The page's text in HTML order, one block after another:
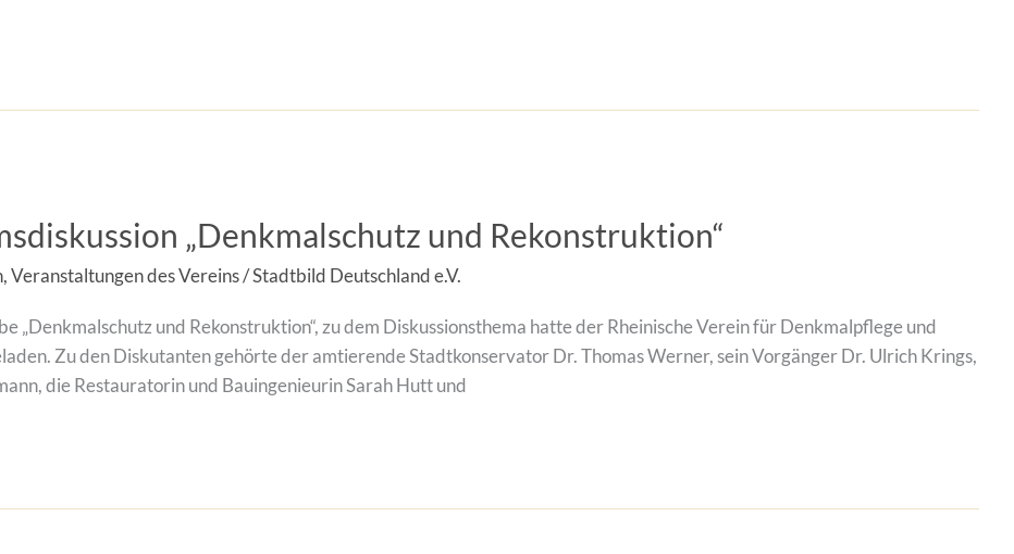
„Denkmalschutz und Rekonstruktion“
,Veranstaltungen des Vereins/Stadtbild Deutschland e.V.
„Denkmalschutz und Rekonstruktion“, zu dem Diskussionsthema hatte der Rheinische Verein für Denkmalpflege und
Zu den Diskutanten gehörte der amtierende Stadtkonservator Dr. Thomas Werner, sein Vorgänger Dr. Ulrich Krings,
die Restauratorin und Bauingenieurin Sarah Hutt und